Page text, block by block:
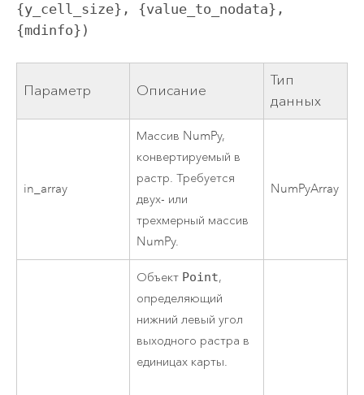
{y_cell_size}, {value_to_nodata},
{mdinfo})
Параметр Описание
Тип
данных
in_array
Массив NumPy,
конвертируемый в
растр. Требуется
двух- или
трехмерный массив
NumPy.
NumPyArray
Объект Point,
определяющий
нижний левый угол
выходного растра в
единицах карты.